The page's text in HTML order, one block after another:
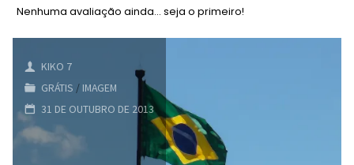
Tela
Nenhuma avaliação ainda... seja o primeiro!
KIKO 7
GRÁTIS / IMAGEM
31 DE OUTUBRO DE 2013